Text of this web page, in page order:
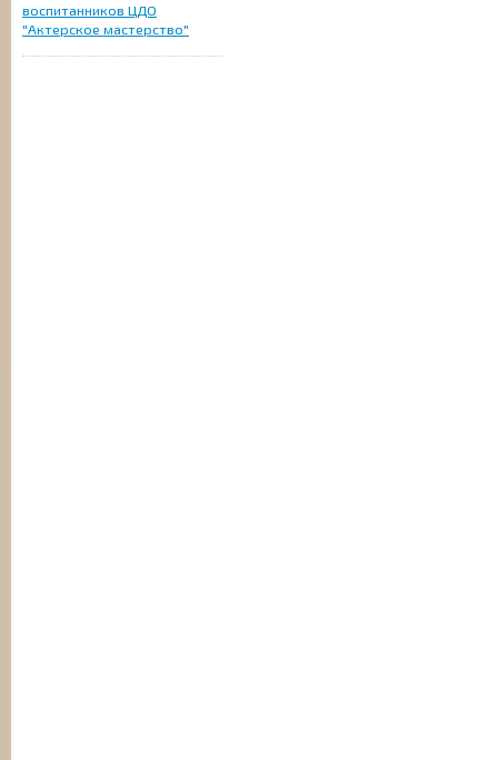
воспитанников ЦДО
"Актерское мастерство"